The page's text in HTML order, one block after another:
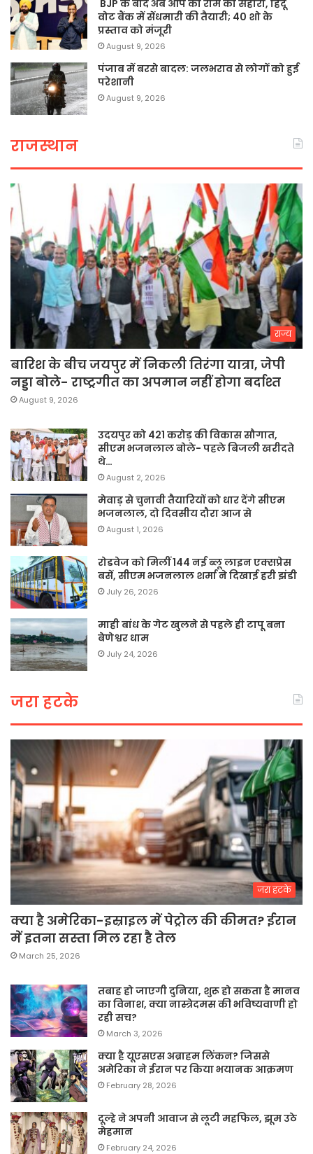
BJP के बाद अब आप को राम का सहारा, हिंदू
वोट बैंक में सेंधमारी की तैयारी; 40 शो के
प्रस्ताव को मंजूरी
August 9, 2026
पंजाब में बरसे बादल: जलभराव से लोगों को हुई
परेशानी
August 9, 2026
राजस्थान
राज्य
बारिश के बीच जयपुर में निकली तिरंगा यात्रा, जेपी
नड्डा बोले- राष्ट्रगीत का अपमान नहीं होगा बर्दाश्त
August 9, 2026
उदयपुर को 421 करोड़ की विकास सौगात,
सीएम भजनलाल बोले- पहले बिजली खरीदते
थे…
August 2, 2026
मेवाड़ से चुनावी तैयारियों को धार देंगे सीएम
भजनलाल, दो दिवसीय दौरा आज से
August 1, 2026
रोडवेज को मिलीं 144 नई ब्लू लाइन एक्सप्रेस
बसें, सीएम भजनलाल शर्मा ने दिखाई हरी झंडी
July 26, 2026
माही बांध के गेट खुलने से पहले ही टापू बना
बेणेश्वर धाम
July 24, 2026
जरा हटके
जरा हटके
क्या है अमेरिका-इस्राइल में पेट्रोल की कीमत? ईरान
में इतना सस्ता मिल रहा है तेल
March 25, 2026
तबाह हो जाएगी दुनिया, शुरू हो सकता है मानव
का विनाश, क्या नास्त्रेदमस की भविष्यवाणी हो
रही सच?
March 3, 2026
क्या है यूएसएस अब्राहम लिंकन? जिससे
अमेरिका ने ईरान पर किया भयानक आक्रमण
February 28, 2026
दूल्हे ने अपनी आवाज से लूटी महफिल, झूम उठे
मेहमान
February 24, 2026